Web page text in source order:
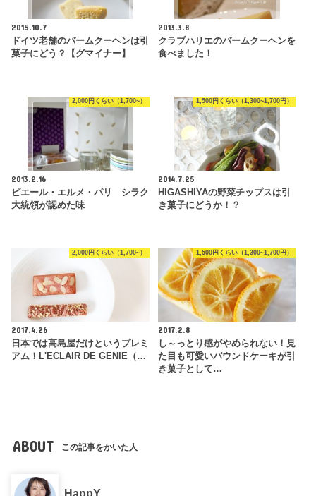
2015.10.7
ドイツ老舗のバームクーヘンは引
菓子にどう？【グマイナー】
2013.3.8
クラブハリエのバームクーヘンを
食べました！
2,000円くらい（1,700~）
2013.2.16
ピエール・エルメ・パリ シラク
大統領が認めた味
1,500円くらい（1,300~1,700円）
2014.7.25
HIGASHIYAの野菜チップスは引
き菓子にどうか！？
2,000円くらい（1,700~）
2017.4.26
日本では高島屋だけというプレミ
アム！L'ECLAIR DE GENIE（…
1,500円くらい（1,300~1,700円）
2017.2.8
し～っとり感がやめられない！見
た目も可愛いパウンドケーキが引
き菓子として…
ABOUT この記事をかいた人
HappY